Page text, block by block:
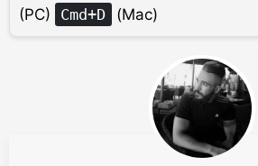
(PC)
Cmd+D (Mac)